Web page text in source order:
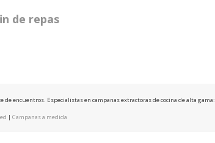
de repas
de encuentros. Especialistas en campanas extractoras de cocina de alta gama:
| Campanas a medida